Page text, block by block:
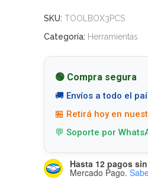
SKU: TOOLBOX3PCS
Categoría: Herramientas
🟢 Compra segura
🚚 Envíos a todo el
🏪 Retirá hoy en
💬 Soporte por
Hasta 12 pagos
Mercado Pago.